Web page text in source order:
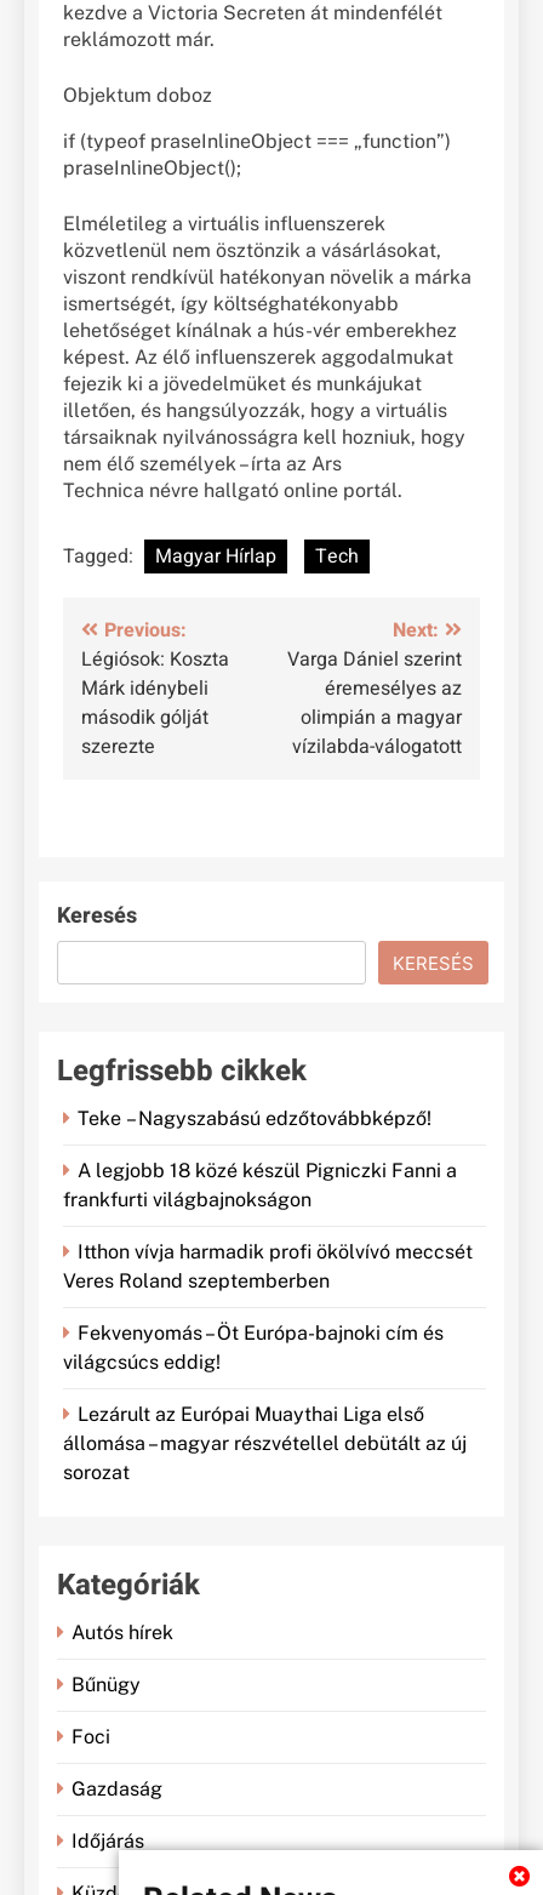
kezdve a Victoria Secreten át mindenfélét
reklámozott már.
Objektum doboz
if (typeof praseInlineObject === „function”)
praseInlineObject();
Elméletileg a virtuális influenszerek
közvetlenül nem ösztönzik a vásárlásokat,
viszont rendkívül hatékonyan növelik a márka
ismertségét, így költséghatékonyabb
lehetőséget kínálnak a hús-vér emberekhez
képest. Az élő influenszerek aggodalmukat
fejezik ki a jövedelmüket és munkájukat
illetően, és hangsúlyozzák, hogy a virtuális
társaiknak nyilvánosságra kell hozniuk, hogy
nem élő személyek – írta az Ars
Technica névre hallgató online portál.
Tagged: Magyar Hírlap Tech
Bejegyzés
navigáció
Previous:
Légiósok: Koszta
Márk idénybeli
második gólját
szerezte
Next:
Varga Dániel szerint
éremesélyes az
olimpián a magyar
vízilabda-válogatott
Keresés
KERESÉS
Legfrissebb cikkek
Teke – Nagyszabású edzőtovábbképző!
A legjobb 18 közé készül Pigniczki Fanni a
frankfurti világbajnokságon
Itthon vívja harmadik profi ökölvívó meccsét
Veres Roland szeptemberben
Fekvenyomás – Öt Európa-bajnoki cím és
világcsúcs eddig!
Lezárult az Európai Muaythai Liga első
állomása – magyar részvétellel debütált az új
sorozat
Kategóriák
Autós hírek
Bűnügy
Foci
Gazdaság
Időjárás